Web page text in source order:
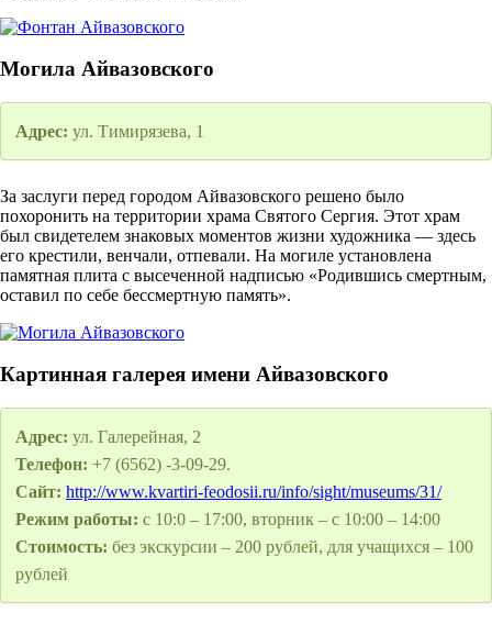
Могила Айвазовского
Адрес: ул. Тимирязева, 1
За заслуги перед городом Айвазовского решено было
похоронить на территории храма Святого Сергия. Этот храм
был свидетелем знаковых моментов жизни художника — здесь
его крестили, венчали, отпевали. На могиле установлена
памятная плита с высеченной надписью «Родившись смертным,
оставил по себе бессмертную память».
Картинная галерея имени Айвазовского
Адрес: ул. Галерейная, 2
Телефон: +7 (6562) -3-09-29.
Сайт: http://www.kvartiri-feodosii.ru/info/sight/museums/31/
Режим работы: с 10:0 – 17:00, вторник – с 10:00 – 14:00
Стоимость: без экскурсии – 200 рублей, для учащихся – 100
рублей